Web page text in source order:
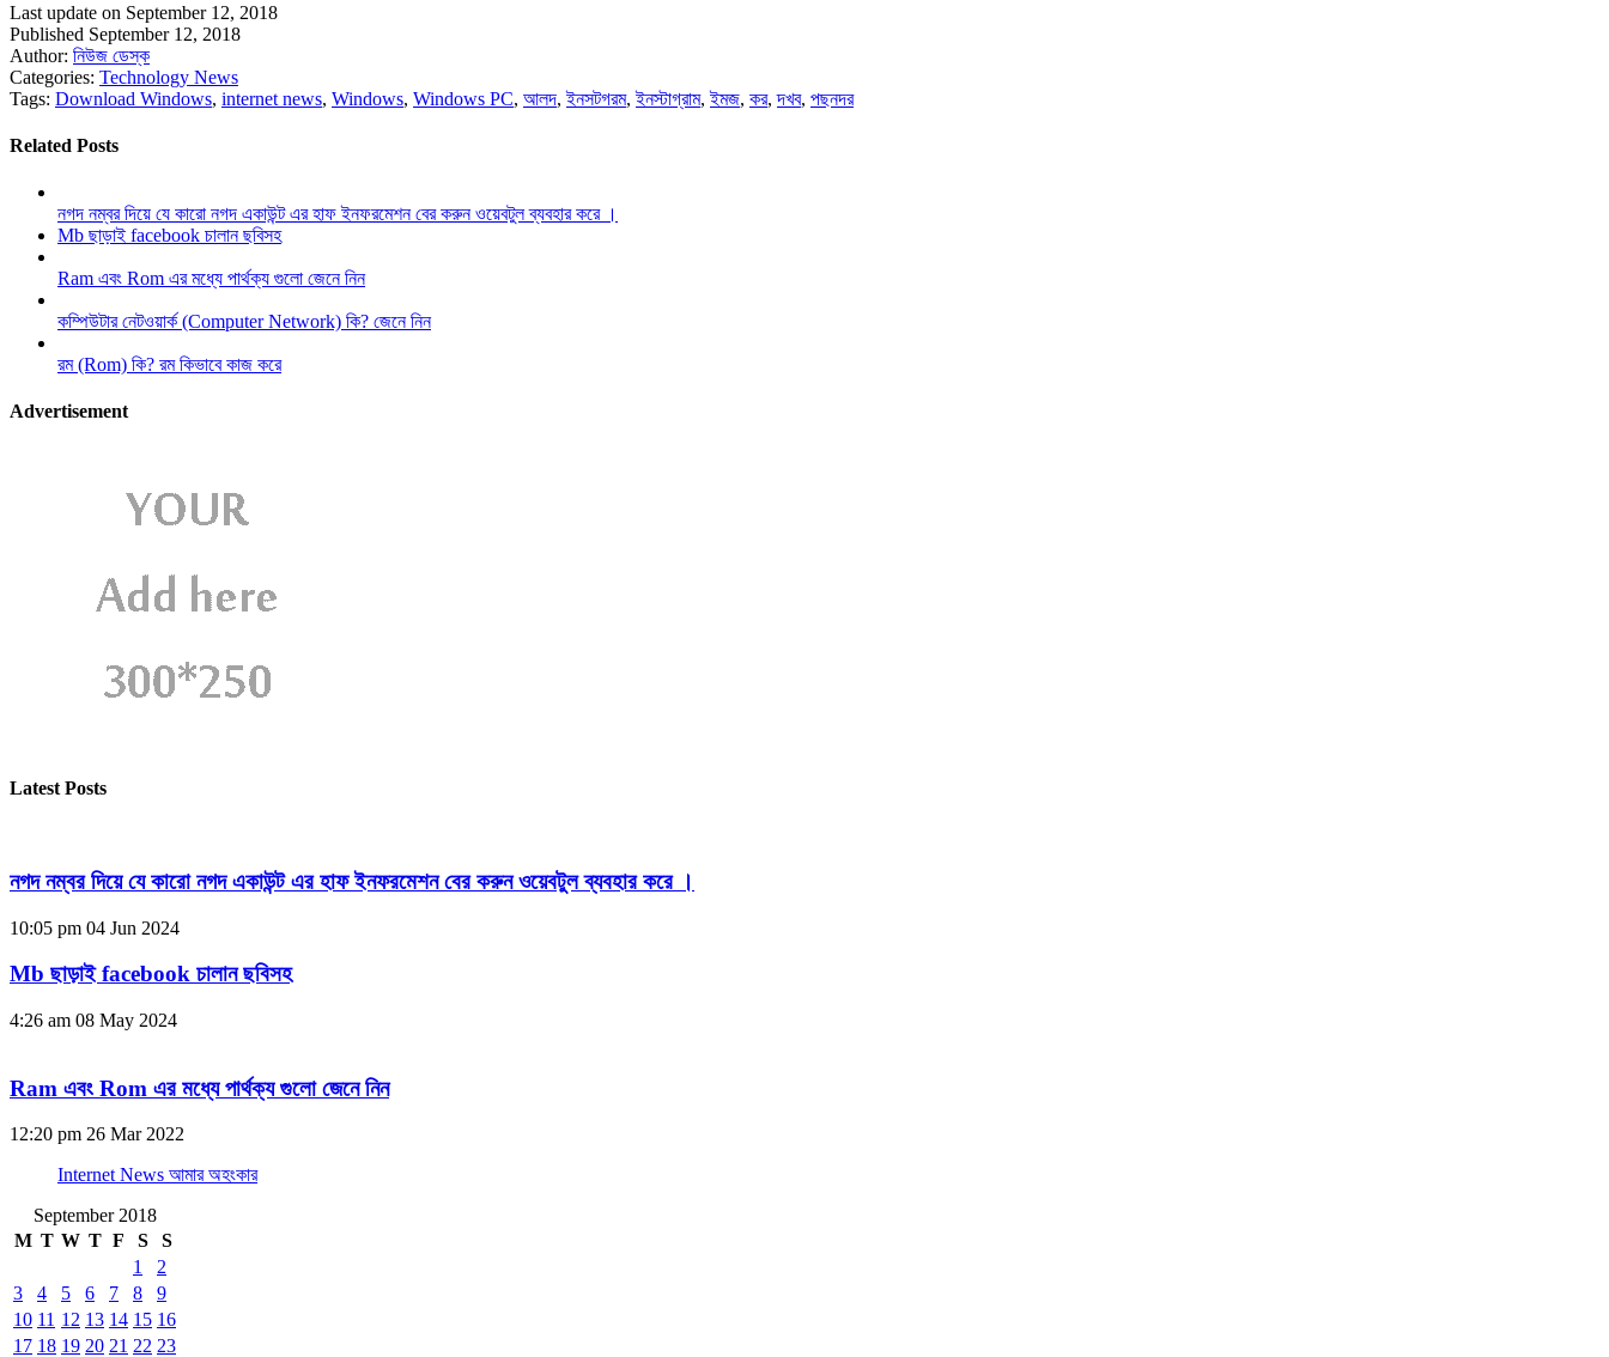
Last update on September 12, 2018
Published September 12, 2018
Author: নিউজ ডেস্ক
Categories: Technology News
Tags: Download Windows, internet news, Windows, Windows PC, আলদ,ইনসটগরম,ইনস্টাগ্রাম,ইমজ, কর,দখব, পছনদর
Related Posts
নগদ নম্বর দিয়ে যে কারো নগদ একাউন্ট এর হাফ ইনফরমেশন বের করুন ওয়েবটুল ব্যবহার করে ।
Mb ছাড়াই facebook চালান ছবিসহ
Ram এবং Rom এর মধ্যে পার্থক্য গুলো জেনে নিন
কম্পিউটার নেটওয়ার্ক (Computer Network) কি? জেনে নিন
রম (Rom) কি? রম কিভাবে কাজ করে
Advertisement
Latest Posts
নগদ নম্বর দিয়ে যে কারো নগদ একাউন্ট এর হাফ ইনফরমেশন বের করুন ওয়েবটুল ব্যবহার করে ।
10:05 pm 04 Jun 2024
Mb ছাড়াই facebook চালান ছবিসহ
4:26 am 08 May 2024
Ram এবং Rom এর মধ্যে পার্থক্য গুলো জেনে নিন
12:20 pm 26 Mar 2022
Internet News আমার অহংকার
September 2018
M T W T F S
S
1
2
3
4 5 6 7 8
9
10 11 12 13 14 15 16
17 18 19 20 21 22 23